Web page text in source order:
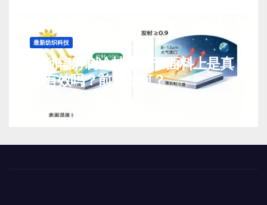
最新纺织科技
被动辐射制冷技术用于面料上是真
实有效吗？前景如何？